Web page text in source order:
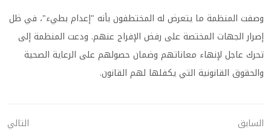
وصفت المنظمة ما يتعرض له المختطفون بأنه "إعدام بطيء"، في ظل
إصرار الجهات المختصة على رفض الإفراج عنهم. ودعت المنظمة إلى
تحرك عاجل لإنهاء معاناتهم وضمان حصولهم على الرعاية الصحية
والحقوق القانونية التي يكفلها لهم القانون.
السابق
التالي